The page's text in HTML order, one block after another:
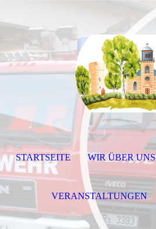
STARTSEITE WIR ÜBER UNS
VERANSTALTUNGEN